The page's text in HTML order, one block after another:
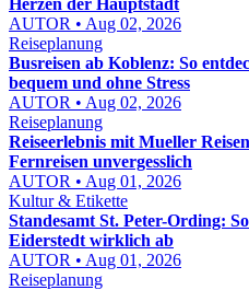
Herzen der Hauptstadt
AUTOR • Aug 02, 2026
Reiseplanung
Busreisen ab Koblenz: So
bequem und ohne Stress
AUTOR • Aug 02, 2026
Reiseplanung
Reiseerlebnis mit Mueller
Fernreisen unvergesslich
AUTOR • Aug 01, 2026
Kultur & Etikette
Standesamt St. Peter-Ording:
Eiderstedt wirklich ab
AUTOR • Aug 01, 2026
Reiseplanung